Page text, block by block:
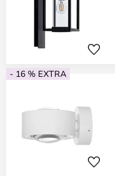
- 16 % EXTRA